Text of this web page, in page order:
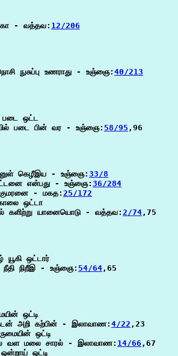
- வத்தவ: 12/206
நுசுப்பு உணராது - உஞ்ஞை: 40/213
ஒட்ட
படை பின் வர - உஞ்ஞை:
58/95 ,96
கெழீஇய - உஞ்ஞை:33/8
என்பது - உஞ்ஞை:36/284
- மகத: 25/172
காலை ஒட்டா
களிற்று யானையொடு - வத்தவ:
2/74,75
யூகி ஒட்டார்
நீதி நிறீஇ - உஞ்ஞை:
54/64,65
ஒட்டி
அறி கற்பின் - இலாவாண:
4/22 ,23
ஒட்டி
வள மலை சாரல் - இலாவாண:
14/66 ,67
ஒன்றாய் ஒட்டி